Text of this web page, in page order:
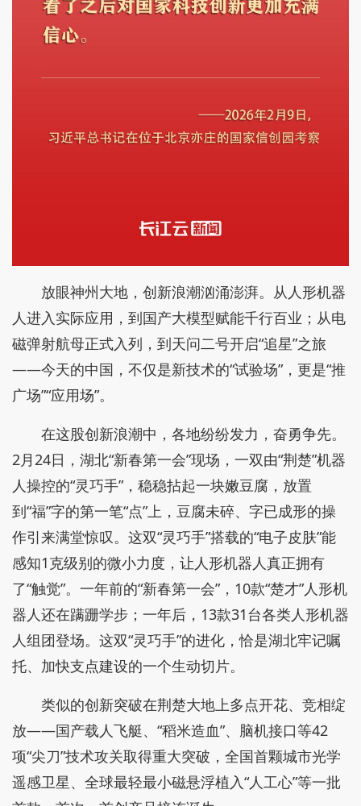
放眼神州大地，创新浪潮汹涌澎湃。从人形机器
人进入实际应用，到国产大模型赋能千行百业；从电
磁弹射航母正式入列，到天问二号开启“追星”之旅
——今天的中国，不仅是新技术的“试验场”，更是“推
广场”“应用场”。
在这股创新浪潮中，各地纷纷发力，奋勇争先。
2月24日，湖北“新春第一会”现场，一双由“荆楚”机器
人操控的“灵巧手”，稳稳拈起一块嫩豆腐，放置
到“福”字的第一笔“点”上，豆腐未碎、字已成形的操
作引来满堂惊叹。这双“灵巧手”搭载的“电子皮肤”能
感知1克级别的微小力度，让人形机器人真正拥有
了“触觉”。一年前的“新春第一会”，10款“楚才”人形机
器人还在蹒跚学步；一年后，13款31台各类人形机器
人组团登场。这双“灵巧手”的进化，恰是湖北牢记嘱
托、加快支点建设的一个生动切片。
类似的创新突破在荆楚大地上多点开花、竞相绽
放——国产载人飞艇、“稻米造血”、脑机接口等42
项“尖刀”技术攻关取得重大突破，全国首颗城市光学
遥感卫星、全球最轻最小磁悬浮植入“人工心”等一批